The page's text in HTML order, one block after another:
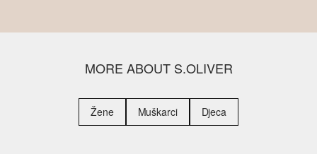
MORE ABOUT S.OLIVER
Žene Muškarci Djeca